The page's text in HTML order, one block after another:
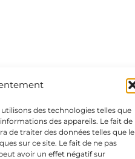
des technologies telles que
des appareils. Le fait de
de traiter des données telles que le
sur ce site. Le fait de ne pas
avoir un effet négatif sur